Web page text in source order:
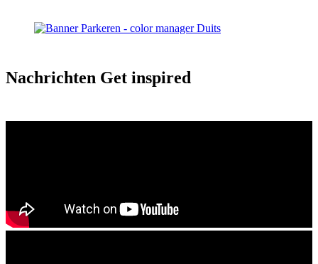
Nachrichten Get inspired